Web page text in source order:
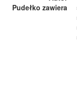
Pudełko zawiera